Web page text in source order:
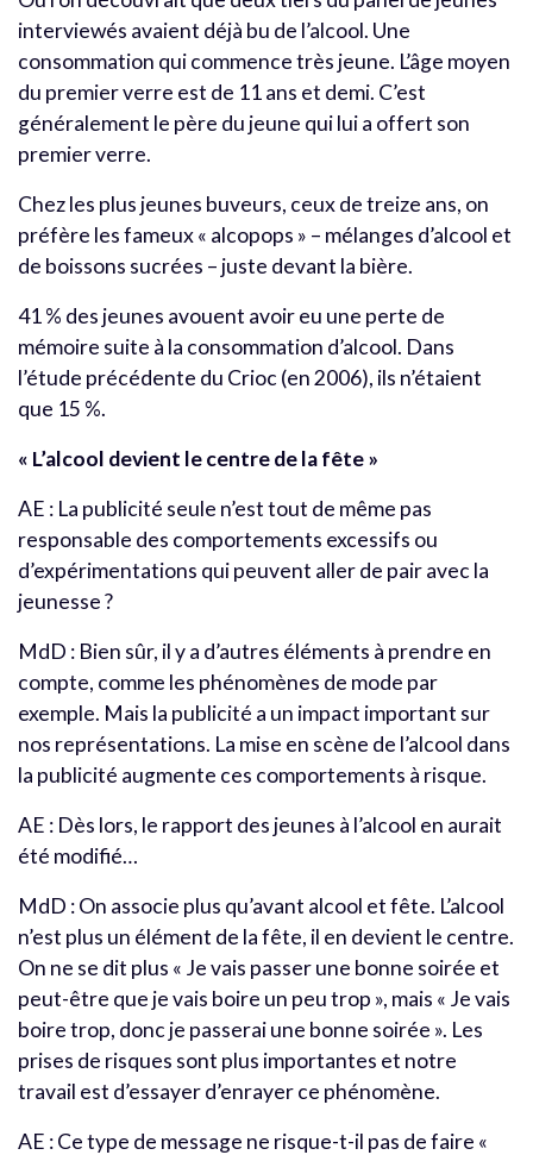
interviewés avaient déjà bu de l’alcool. Une
consommation qui commence très jeune. L’âge moyen
du premier verre est de 11 ans et demi. C’est
généralement le père du jeune qui lui a offert son
premier verre.
Chez les plus jeunes buveurs, ceux de treize ans, on
préfère les fameux « alcopops » – mélanges d’alcool et
de boissons sucrées – juste devant la bière.
41 % des jeunes avouent avoir eu une perte de
mémoire suite à la consommation d’alcool. Dans
l’étude précédente du Crioc (en 2006), ils n’étaient
que 15 %.
« L’alcool devient le centre de la fête »
AE : La publicité seule n’est tout de même pas
responsable des comportements excessifs ou
d’expérimentations qui peuvent aller de pair avec la
jeunesse ?
MdD : Bien sûr, il y a d’autres éléments à prendre en
compte, comme les phénomènes de mode par
exemple. Mais la publicité a un impact important sur
nos représentations. La mise en scène de l’alcool dans
la publicité augmente ces comportements à risque.
AE : Dès lors, le rapport des jeunes à l’alcool en aurait
été modifié…
MdD : On associe plus qu’avant alcool et fête. L’alcool
n’est plus un élément de la fête, il en devient le centre.
On ne se dit plus « Je vais passer une bonne soirée et
peut-être que je vais boire un peu trop », mais « Je vais
boire trop, donc je passerai une bonne soirée ». Les
prises de risques sont plus importantes et notre
travail est d’essayer d’enrayer ce phénomène.
AE : Ce type de message ne risque-t-il pas de faire «